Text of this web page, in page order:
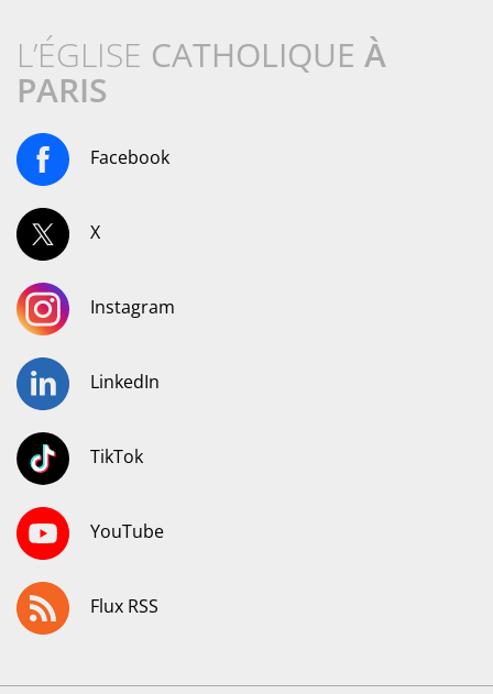
L’ÉGLISE CATHOLIQUE À
PARIS
Facebook
X
Instagram
LinkedIn
TikTok
YouTube
Flux RSS